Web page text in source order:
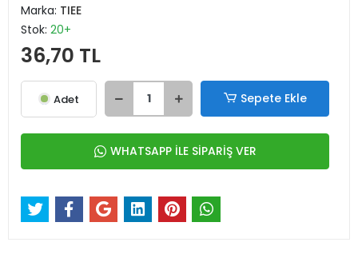
Marka: TIEE
Stok: 20+
36,70 TL
Adet Sepete Ekle
WHATSAPP İLE SİPARİŞ VER